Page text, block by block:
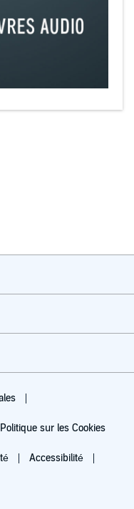
Politique sur les Cookies
Accessibilité